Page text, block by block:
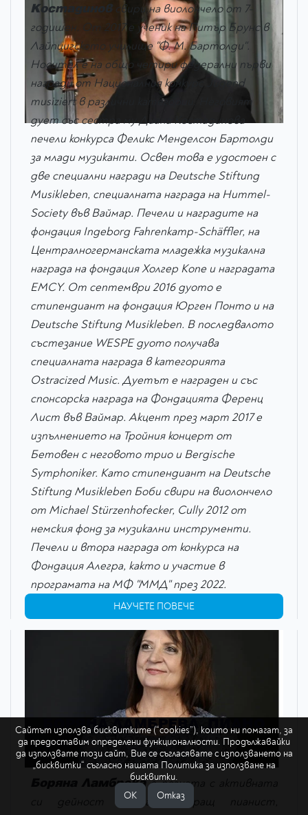
Костадиновсвири на виолончело от 7-
годишен. От 2017 е ученик на Питър Брунс в
Лайпцигското училище "Ф. М. Бартолди".
Носител е на общо четири федерални първи
награди от Националния конкурс Jugend
musiziert в различни категории. Неговият
дует със сестра му Диана Костадинова
печели конкурса Феликс Менделсон Бартолди
за млади музиканти. Освен това е удостоен с
две специални награди на Deutsche Stiftung
Musikleben, специалната награда на Hummel-
Society във Ваймар. Печели и наградите на
фондация Ingeborg Fahrenkamp-Schäffler, на
Централногерманската младежка музикална
награда на фондация Холгер Копе и наградата
EMCY. От септември 2016 дуото е
стипендиант на фондация Юрген Понто и на
Deutsche Stiftung Musikleben. В последвалото
състезание WESPE дуото получава
специалната награда в категорията
Ostracized Music. Дуетът е награден и със
спонсорска награда на Фондацията Ференц
Лист във Ваймар. Акцент през март 2017 е
изпълнението на Тройния концерт от
Бетовен с неговото трио и Bergische
Symphoniker. Като стипендиант на Deutsche
Stiftung Musikleben Боби свири на виолончело
от Michael Stürzenhofecker, Cully 2012 от
немския фонд за музикални инструменти.
Печели и втора награда от конкурса на
Фондация Алегра, както и участие в
програмата на МФ "ММД" през 2022.
НАУЧЕТЕ ПОВЕЧЕ
БОРЯНА ЛАМБРЕВА, ПИАНО
Боряна Ламбревае позната с активната
си дейност на акомпаниращ пианист,
Сайтът използва бисквитките (“cookies”), които ни помагат, за
да предоставим определени функционалности. Продължавайки
да използвате този сайт, Вие се съгласявате с използването на
„бисквитки“ съгласно нашата Политика за използване на
бисквитки.
ОK
Отказ